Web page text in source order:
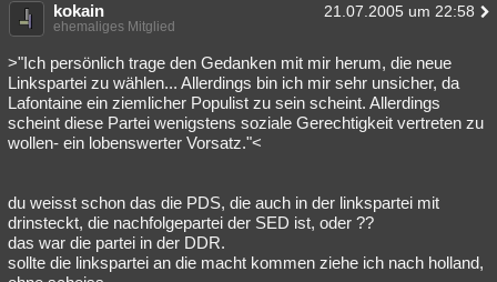
kokain 21.07.2005 um 22:58
ehemaliges Mitglied
>"Ich persönlich trage den Gedanken mit mir herum, die neue
Linkspartei zu wählen... Allerdings bin ich mir sehr unsicher, da
Lafontaine ein ziemlicher Populist zu sein scheint. Allerdings
scheint diese Partei wenigstens soziale Gerechtigkeit vertreten zu
wollen- ein lobenswerter Vorsatz."<
du weisst schon das die PDS, die auch in der linkspartei mit
drinsteckt, die nachfolgepartei der SED ist, oder ??
das war die partei in der DDR.
sollte die linkspartei an die macht kommen ziehe ich nach holland,